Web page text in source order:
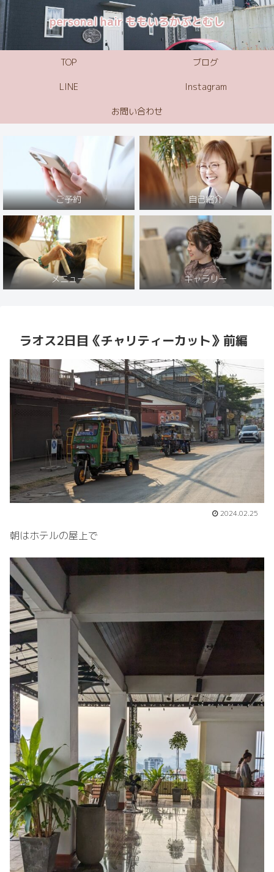
personal hair ももいろかぶとむし
TOP ブログ
LINE Instagram
お問い合わせ
ご予約 自己紹介
メニュー ギャラリー
ラオス2日目《チャリティーカット》前編
2024.02.25
朝はホテルの屋上で